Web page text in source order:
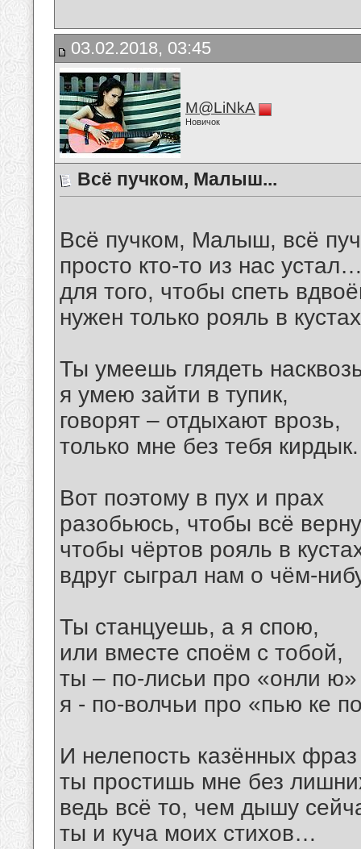
03.02.2018, 03:45
M@LiNkA
Новичок
Всё пучком, Малыш...
Всё пучком, Малыш, всё
просто кто-то из нас
для того, чтобы спеть
нужен только рояль в
Ты умеешь глядеть
я умею зайти в тупик,
говорят – отдыхают врозь,
только мне без тебя кирдык.
Вот поэтому в пух и прах
разобьюсь, чтобы всё
чтобы чёртов рояль в
вдруг сыграл нам о чём-
Ты станцуешь, а я спою,
или вместе споём с тобой,
ты – по-лисьи про «онли ю»
я - по-волчьи про «пью ке
И нелепость казённых фраз
ты простишь мне без
ведь всё то, чем дышу
ты и куча моих стихов…